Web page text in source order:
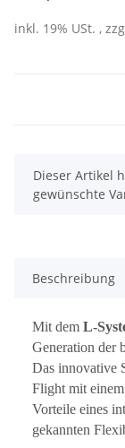
inkl. 19% USt. ,
x
Dieser Artikel
gewünschte
Beschreibung
Mit dem L-
Generation der
Das innovative
Flight mit
Vorteile eines
gekannten